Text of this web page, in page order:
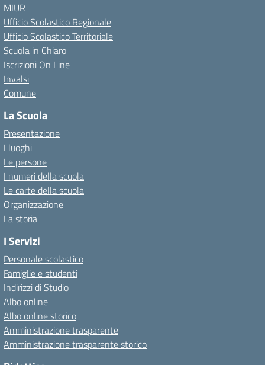
MIUR
Ufficio Scolastico Regionale
Ufficio Scolastico Territoriale
Scuola in Chiaro
Iscrizioni On Line
Invalsi
Comune
La Scuola
Presentazione
I luoghi
Le persone
I numeri della scuola
Le carte della scuola
Organizzazione
La storia
I Servizi
Personale scolastico
Famiglie e studenti
Indirizzi di Studio
Albo online
Albo online storico
Amministrazione trasparente
Amministrazione trasparente storico